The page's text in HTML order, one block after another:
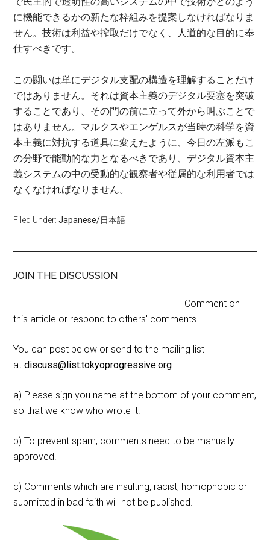
に機能できるかの新たな枠組みを提案しなければなりま
せん。技術は利益や搾取だけでなく、人道的な目的に奉
仕すべきです。
この闘いは単にデジタル支配の構造を理解することだけ
ではありません。それは資本主義のデジタル要塞を突破
することであり、その門の前に立って外から叫ぶことで
はありません。マルクスやエンゲルスが当時の科学を資
本主義に対抗する道具に変えたように、今日の左派もこ
の分野で能動的な力となるべきであり、デジタル資本主
義システムの中の受動的な観察者や従属的な利用者では
なくなければなりません。
Filed Under:Japanese/日本語
JOIN THE DISCUSSION
Comment on
this article or respond to others' comments.
You can post below or send to the mailing list
atdiscuss@list.tokyoprogressive.org.
a) Please sign you name at the bottom of your comment,
so that we know who wrote it.
b) To prevent spam, comments need to be manually
approved.
c) Comments which are insulting, racist, homophobic or
submitted in bad faith will not be published.